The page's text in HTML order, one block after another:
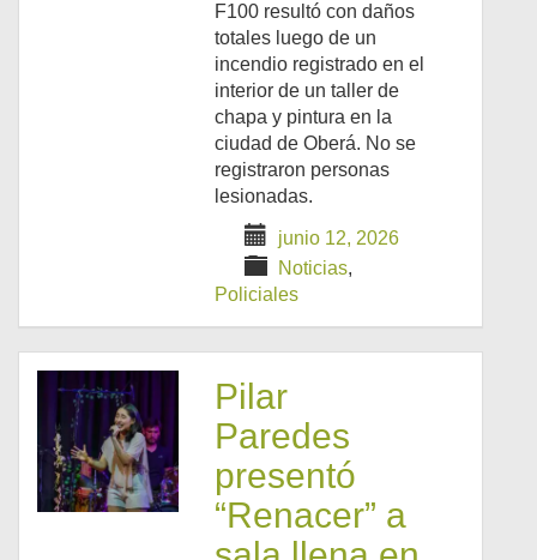
F100 resultó con daños
totales luego de un
incendio registrado en el
interior de un taller de
chapa y pintura en la
ciudad de Oberá. No se
registraron personas
lesionadas.
junio 12, 2026
Noticias,
Policiales
Pilar
Paredes
presentó
“Renacer” a